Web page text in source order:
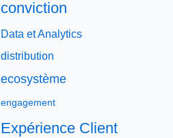
conviction
Data et Analytics
distribution
ecosystème
engagement
Expérience Client